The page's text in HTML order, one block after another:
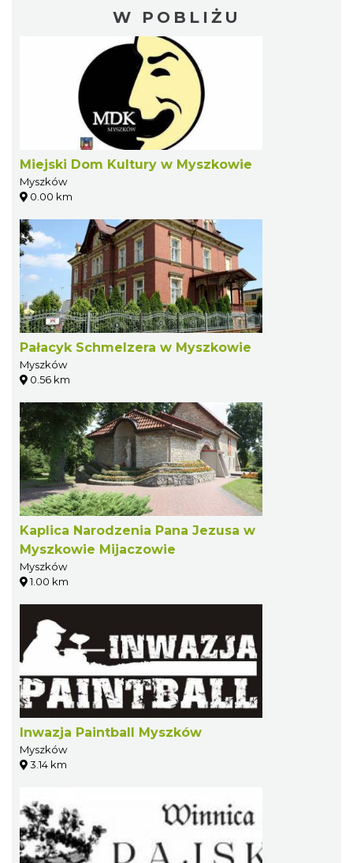
W POBLIŻU
Miejski Dom Kultury w Myszkowie
Myszków
0.00 km
Pałacyk Schmelzera w Myszkowie
Myszków
0.56 km
Kaplica Narodzenia Pana Jezusa w
Myszkowie Mijaczowie
Myszków
1.00 km
Inwazja Paintball Myszków
Myszków
3.14 km